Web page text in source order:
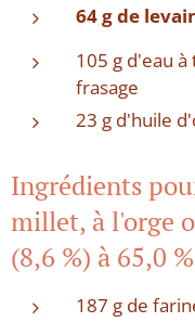
64 g de
105 g d'eau
frasage
23 g d'huile
Ingrédients
millet, à l'orge
(8,6 %) à 65,0
187 g de